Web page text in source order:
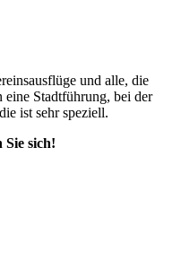
und alle, die
eine Stadtführung, bei der
ist sehr speziell.
Sie sich!